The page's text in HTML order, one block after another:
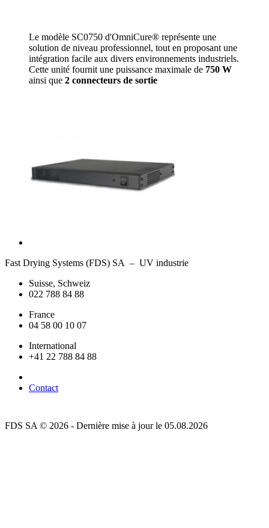
Le modèle SC0750 d'OmniCure® représente une
solution de niveau professionnel, tout en proposant une
intégration facile aux divers environnements industriels.
Cette unité fournit une puissance maximale de 750 W
ainsi que 2 connecteurs de sortie
Fast Drying Systems (FDS) SA – UV industrie
Suisse, Schweiz
022 788 84 88
France
04 58 00 10 07
International
+41 22 788 84 88
Contact
FDS SA © 2026 - Dernière mise à jour le 05.08.2026